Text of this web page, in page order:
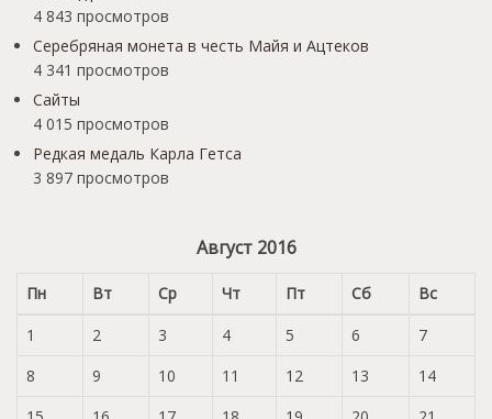
4 843 просмотров
Серебряная монета в честь Майя и Ацтеков
4 341 просмотров
Сайты
4 015 просмотров
Редкая медаль Карла Гетса
3 897 просмотров
Август 2016
Пн Вт Ср Чт Пт Сб
Вс
1
2 3 4 5 6
7
8
9 10 11 12 13
14